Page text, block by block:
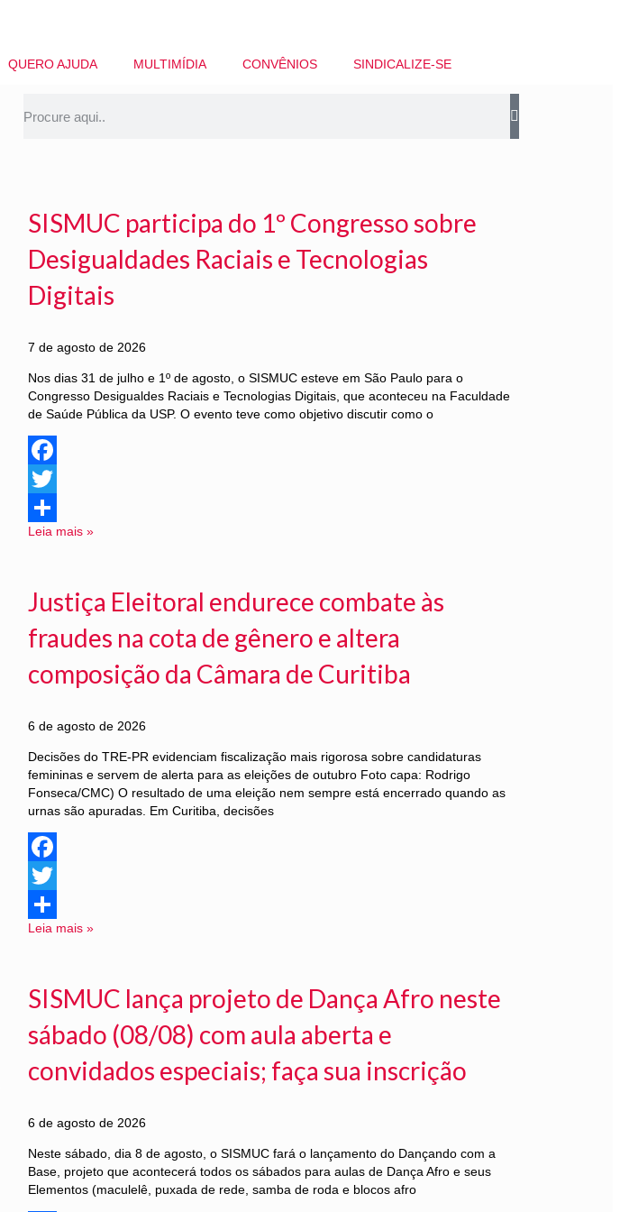
QUERO AJUDA MULTIMÍDIA CONVÊNIOS SINDICALIZE-SE
SISMUC participa do 1º Congresso sobre
Desigualdades Raciais e Tecnologias
Digitais
7 de agosto de 2026
Nos dias 31 de julho e 1º de agosto, o SISMUC esteve em São Paulo para o
Congresso Desigualdes Raciais e Tecnologias Digitais, que aconteceu na Faculdade
de Saúde Pública da USP. O evento teve como objetivo discutir como o
Facebook
Twitter
Share
Leia mais »
Justiça Eleitoral endurece combate às
fraudes na cota de gênero e altera
composição da Câmara de Curitiba
6 de agosto de 2026
Decisões do TRE-PR evidenciam fiscalização mais rigorosa sobre candidaturas
femininas e servem de alerta para as eleições de outubro Foto capa: Rodrigo
Fonseca/CMC) O resultado de uma eleição nem sempre está encerrado quando as
urnas são apuradas. Em Curitiba, decisões
Facebook
Twitter
Share
Leia mais »
SISMUC lança projeto de Dança Afro neste
sábado (08/08) com aula aberta e
convidados especiais; faça sua inscrição
6 de agosto de 2026
Neste sábado, dia 8 de agosto, o SISMUC fará o lançamento do Dançando com a
Base, projeto que acontecerá todos os sábados para aulas de Dança Afro e seus
Elementos (maculelê, puxada de rede, samba de roda e blocos afro